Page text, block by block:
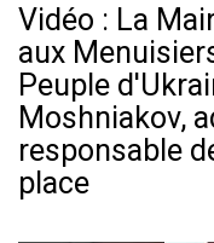
Vidéo : La
aux
Peuple
Moshniakov,
responsable
place